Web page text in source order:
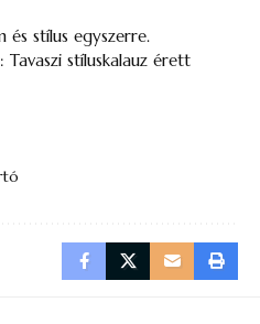
és stílus egyszerre.
stíluskalauz érett